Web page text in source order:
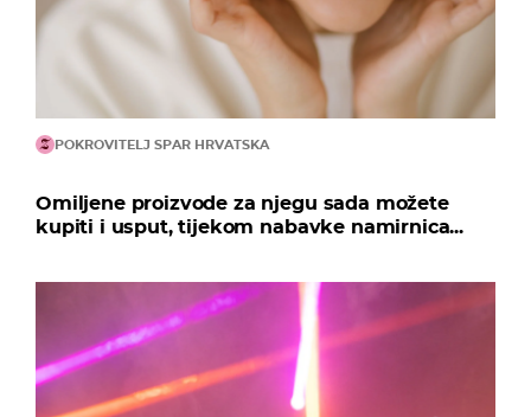
POKROVITELJ SPAR HRVATSKA
Omiljene proizvode za njegu sada možete
kupiti i usput, tijekom nabavke namirnica...